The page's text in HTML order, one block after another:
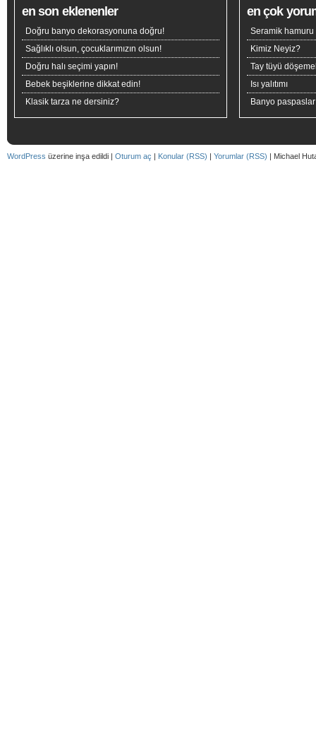
en son eklenenler
Doğru banyo dekorasyonuna doğru!
Sağlıklı olsun, çocuklarımızın olsun!
Doğru halı seçimi yapın!
Bebek beşiklerine dikkat edin!
Klasik tarza ne dersiniz?
en çok
Seramik hamuru
Kimiz Neyiz?
Tay tüyü
Isı yalıtımı
Banyo
WordPress üzerine inşa edildi | Oturum aç | Konular (RSS) | Yorumlar (RSS) | Michael